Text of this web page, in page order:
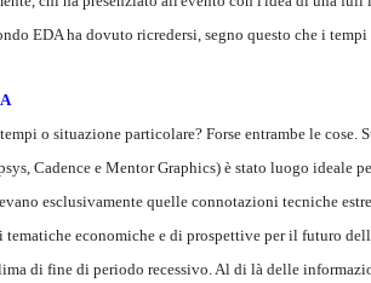
EDA ha dovuto ricredersi, segno questo che i
o situazione particolare? Forse entrambe le
Cadence e Mentor Graphics) è stato luogo ideale
esclusivamente quelle connotazioni tecniche
economiche e di prospettive per il futuro
di fine di periodo recessivo. Al di là delle